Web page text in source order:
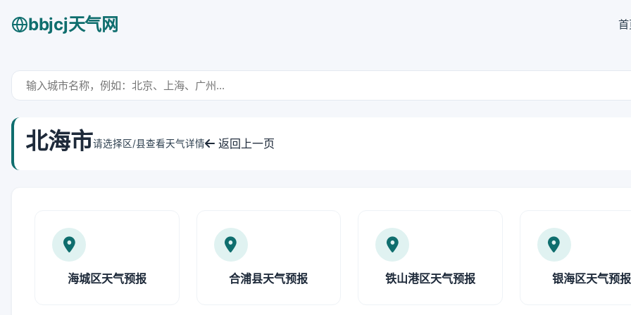
bbjcj天气网
北海市请选择区/县查看天气详情 返回上一页
海城区天气预报 合浦县天气预报 铁山港区天气预报 银海区天气预报